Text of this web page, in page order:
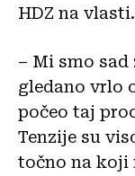
HDZ na vlasti.
– Mi smo
gledano vrlo
počeo taj
Tenzije su
točno na koji